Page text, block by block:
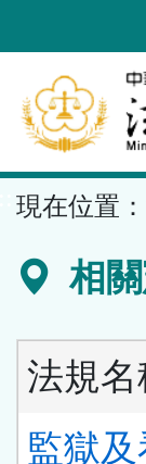
到
要
內
容
區
現在位置：
相
法規名
監獄